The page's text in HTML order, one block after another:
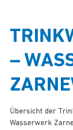
–
Übersicht der
Wasserwerk